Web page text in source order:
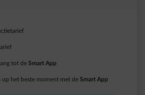
tot de Smart App​
op het beste moment met de Smart App​